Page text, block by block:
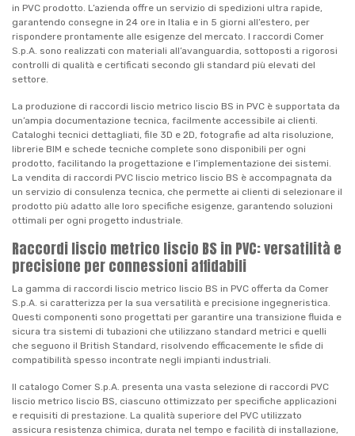
in PVC prodotto. L’azienda offre un servizio di spedizioni ultra rapide,
garantendo consegne in 24 ore in Italia e in 5 giorni all’estero, per
rispondere prontamente alle esigenze del mercato. I raccordi Comer
S.p.A. sono realizzati con materiali all’avanguardia, sottoposti a rigorosi
controlli di qualità e certificati secondo gli standard più elevati del
settore.
La produzione di raccordi liscio metrico liscio BS in PVC è supportata da
un’ampia documentazione tecnica, facilmente accessibile ai clienti.
Cataloghi tecnici dettagliati, file 3D e 2D, fotografie ad alta risoluzione,
librerie BIM e schede tecniche complete sono disponibili per ogni
prodotto, facilitando la progettazione e l’implementazione dei sistemi.
La vendita di raccordi PVC liscio metrico liscio BS è accompagnata da
un servizio di consulenza tecnica, che permette ai clienti di selezionare il
prodotto più adatto alle loro specifiche esigenze, garantendo soluzioni
ottimali per ogni progetto industriale.
Raccordi liscio metrico liscio BS in PVC: versatilità e
precisione per connessioni affidabili
La gamma di raccordi liscio metrico liscio BS in PVC offerta da Comer
S.p.A. si caratterizza per la sua versatilità e precisione ingegneristica.
Questi componenti sono progettati per garantire una transizione fluida e
sicura tra sistemi di tubazioni che utilizzano standard metrici e quelli
che seguono il British Standard, risolvendo efficacemente le sfide di
compatibilità spesso incontrate negli impianti industriali.
Il catalogo Comer S.p.A. presenta una vasta selezione di raccordi PVC
liscio metrico liscio BS, ciascuno ottimizzato per specifiche applicazioni
e requisiti di prestazione. La qualità superiore del PVC utilizzato
assicura resistenza chimica, durata nel tempo e facilità di installazione,